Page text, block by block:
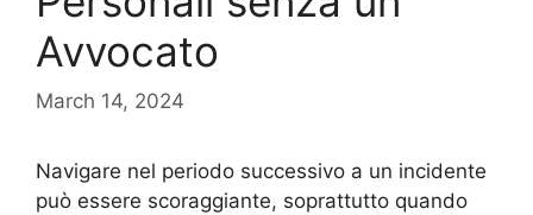
Avvocato
March 14, 2024
Navigare nel periodo successivo a un incidente
può essere scoraggiante, soprattutto quando